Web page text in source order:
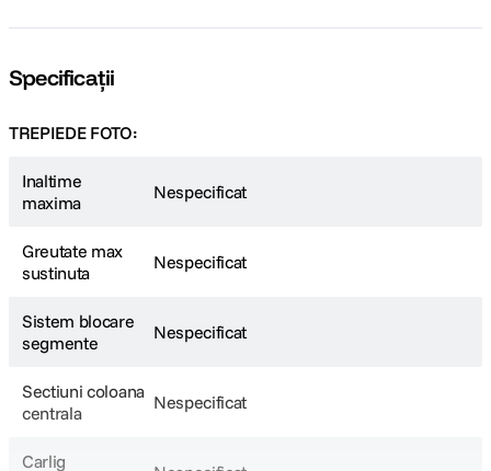
Specificații
TREPIEDE FOTO:
Inaltime
maxima
Nespecificat
Greutate max
sustinuta
Nespecificat
Sistem blocare
segmente
Nespecificat
Sectiuni coloana
centrala
Nespecificat
Carlig